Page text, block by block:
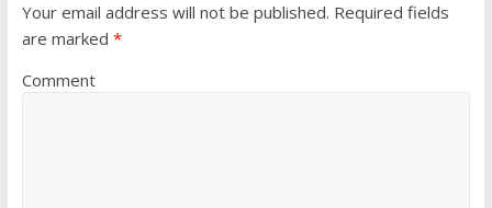
Your email address will not be published. Required fields
are marked *
Comment